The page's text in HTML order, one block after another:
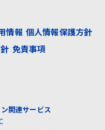
情報 個人情報保護方針
免責事項
関連サービス